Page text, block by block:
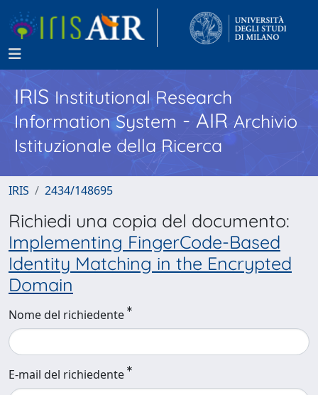
IRISInstitutional Research
Information System - AIR Archivio
Istituzionale della Ricerca
IRIS 2434/148695
Richiedi una copia del documento:
Implementing FingerCode-Based
Identity Matching in the Encrypted
Domain
Nome del richiedente
E-mail del richiedente